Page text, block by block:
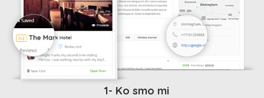
1- Ko smo mi